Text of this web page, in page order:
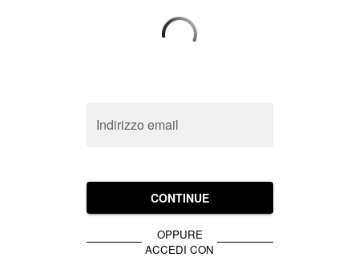
Indirizzo email
CONTINUE
OPPURE
ACCEDI CON